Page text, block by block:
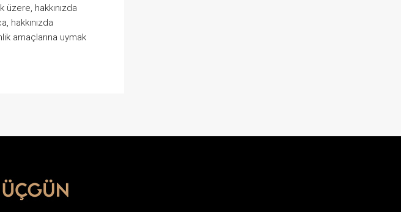
üzere, hakkınızda
hakkınızda
amaçlarına uymak